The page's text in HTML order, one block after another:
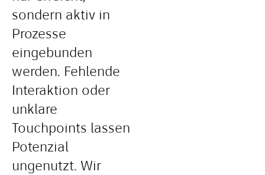
sondern aktiv in
Prozesse
eingebunden
werden. Fehlende
Interaktion oder
unklare
Touchpoints lassen
Potenzial
ungenutzt. Wir